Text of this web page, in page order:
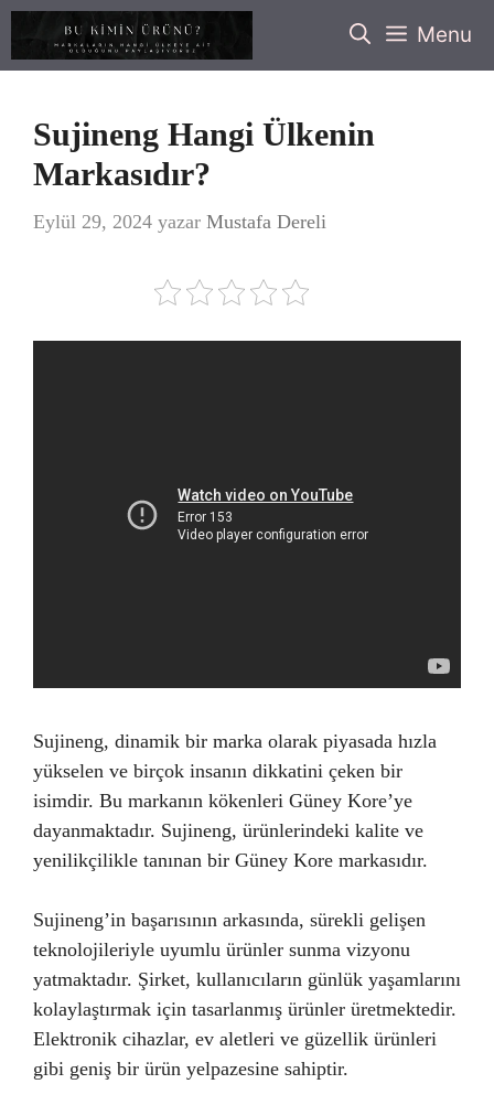
İçeriğe
Menu
Sujineng Hangi Ülkenin
Markasıdır?
Eylül 29, 2024 yazar Mustafa Dereli
Sujineng, dinamik bir marka olarak piyasada hızla
yükselen ve birçok insanın dikkatini çeken bir
isimdir. Bu markanın kökenleri Güney Kore’ye
dayanmaktadır. Sujineng, ürünlerindeki kalite ve
yenilikçilikle tanınan bir Güney Kore markasıdır.
Sujineng’in başarısının arkasında, sürekli gelişen
teknolojileriyle uyumlu ürünler sunma vizyonu
yatmaktadır. Şirket, kullanıcıların günlük yaşamlarını
kolaylaştırmak için tasarlanmış ürünler üretmektedir.
Elektronik cihazlar, ev aletleri ve güzellik ürünleri
gibi geniş bir ürün yelpazesine sahiptir.